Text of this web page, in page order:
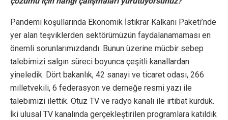
Pandemi koşullarında Ekonomik İstikrar Kalkanı Paketi’nde
yer alan teşviklerden sektörümüzün faydalanamaması en
önemli sorunlarımızdandı. Bunun üzerine mücbir sebep
talebimizi salgın süreci boyunca çeşitli kanallardan
yineledik. Dört bakanlık, 42 sanayi ve ticaret odası, 266
milletvekili, 6 federasyon ve derneğe resmi yazı ile
talebimizi ilettik. Otuz TV ve radyo kanalı ile irtibat kurduk.
İki ulusal TV kanalında gerçekleştirilen programlara katıldık